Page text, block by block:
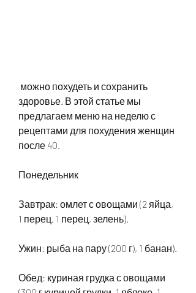
здоровье. В этой статье мы
предлагаем меню на неделю с
рецептами для похудения женщин
после 40.
Понедельник
Завтрак: омлет с овощами (2 яйца,
1 перец, 1 перец, зелень).
Ужин: рыба на пару (200 г), 1 банан).
Обед: куриная грудка с овощами